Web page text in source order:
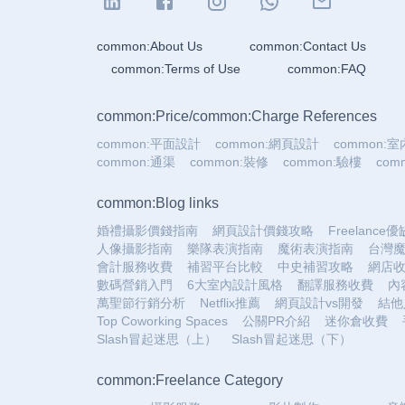
common:About Us
common:Contact Us
common:Terms of Use
common:FAQ
common:Price/common:Charge References
common:平面設計 common:網頁設計
common:室
common:通渠
common:裝修 common:驗樓
common:Blog links
婚禮攝影價錢指南 網頁設計價錢攻略
Freelance優
人像攝影指南
樂隊表演指南 魔術表演指南
台灣
會計服務收費
補習平台比較 中史補習攻略
網店
數碼營銷入門
6大室內設計風格 翻譯服務收費
內
萬聖節行銷分析
Netflix推薦 網頁設計vs開發
結
Top Coworking Spaces
公關PR介紹 迷你倉收費
Slash冒起迷思（上）
Slash冒起迷思（下）
common:Freelance Category